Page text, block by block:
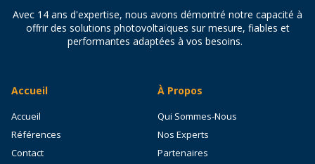
Avec 14 ans d'expertise, nous avons démontré notre capacité à
offrir des solutions photovoltaïques sur mesure, fiables et
performantes adaptées à vos besoins.
Accueil
Accueil
Références
Contact
À Propos
Qui Sommes-Nous
Nos Experts
Partenaires